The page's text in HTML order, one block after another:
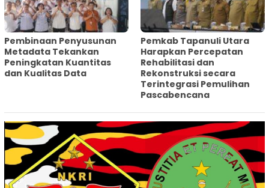
Pembinaan Penyusunan
Metadata Tekankan
Peningkatan Kuantitas
dan Kualitas Data
‎Pemkab Tapanuli Utara
Harapkan Percepatan
Rehabilitasi dan
Rekonstruksi secara
Terintegrasi Pemulihan
Pascabencana